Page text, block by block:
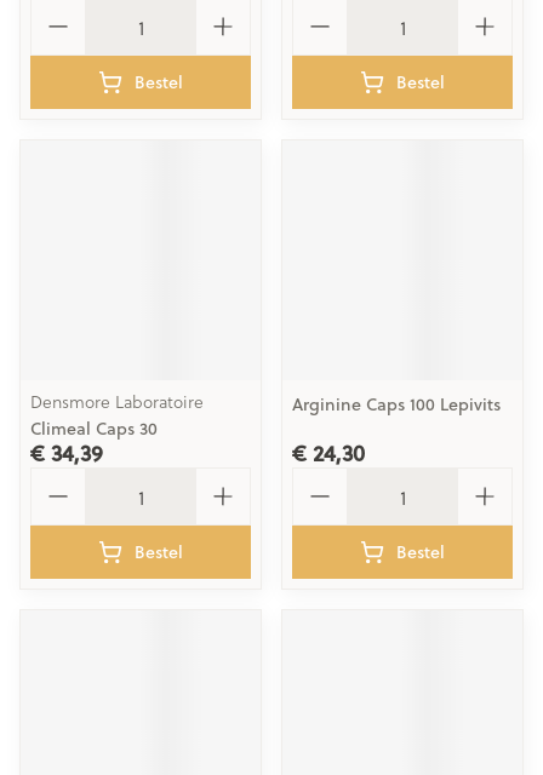
Bestel Bestel
Densmore Laboratoire
Climeal Caps 30
€ 34,39
Bestel
Arginine Caps 100 Lepivits
€ 24,30
Bestel